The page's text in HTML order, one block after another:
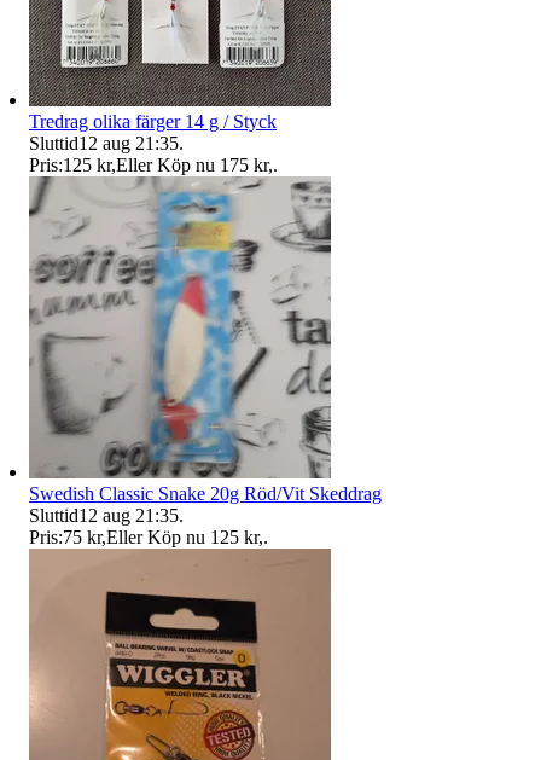
Tredrag olika färger 14 g / Styck
Sluttid12 aug 21:35.
Pris:125 kr,Eller Köp nu 175 kr,.
Swedish Classic Snake 20g Röd/Vit Skeddrag
Sluttid12 aug 21:35.
Pris:75 kr,Eller Köp nu 125 kr,.